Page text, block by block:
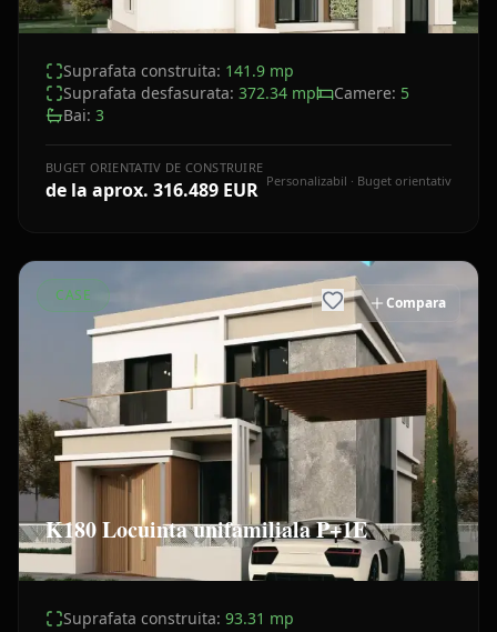
Suprafata construita: 141.9 mp
Suprafata desfasurata: 372.34 mp Camere: 5
Bai: 3
BUGET ORIENTATIV DE CONSTRUIRE
de la aprox. 316.489 EUR Personalizabil · Buget orientativ
Compara
CASE
K180 Locuinta unifamiliala P+1E
Suprafata construita: 93.31 mp